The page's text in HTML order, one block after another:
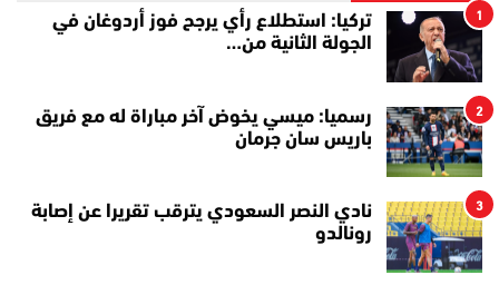
1
تركيا: استطلاع رأي يرجح فوز أردوغان في
الجولة الثانية من…
2
رسميا: ميسي يخوض آخر مباراة له مع فريق
باريس سان جرمان
3
نادي النصر السعودي يترقب تقريرا عن إصابة
رونالدو